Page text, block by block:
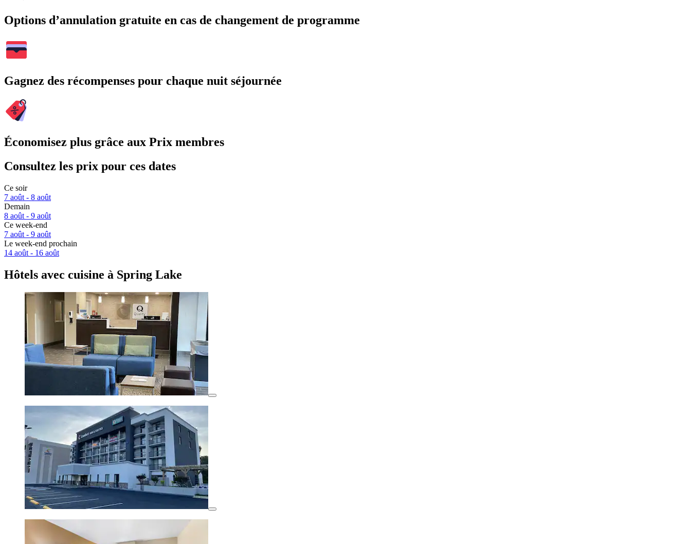
Options d’annulation gratuite en cas de changement de programme
Gagnez des récompenses pour chaque nuit séjournée
Économisez plus grâce aux Prix membres
Consultez les prix pour ces dates
Ce soir
7 août - 8 août
Demain
8 août - 9 août
Ce week-end
7 août - 9 août
Le week-end prochain
14 août - 16 août
Hôtels avec cuisine à Spring Lake